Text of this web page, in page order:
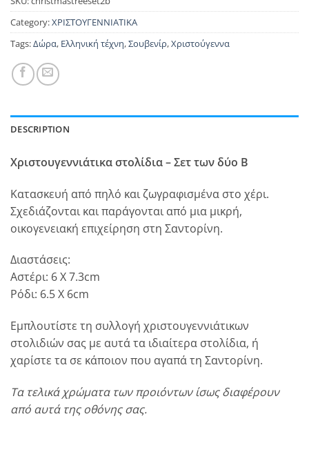
Category:ΧΡΙΣΤΟΥΓΕΝΝΙΑΤΙΚΑ
Tags:Δώρα, Ελληνική τέχνη,Σουβενίρ,Χριστούγεννα
DESCRIPTION
Χριστουγεννιάτικα στολίδια – Σετ των δύο B
Κατασκευή από πηλό και ζωγραφισμένα στο χέρι.
Σχεδιάζονται και παράγονται από μια μικρή,
οικογενειακή επιχείρηση στη Σαντορίνη.
Διαστάσεις:
Αστέρι: 6 X 7.3cm
Ρόδι: 6.5 X 6cm
Εμπλουτίστε τη συλλογή χριστουγεννιάτικων
στολιδιών σας με αυτά τα ιδιαίτερα στολίδια, ή
χαρίστε τα σε κάποιον που αγαπά τη Σαντορίνη.
Τα τελικά χρώματα των προιόντων ίσως διαφέρουν
από αυτά της οθόνης σας.